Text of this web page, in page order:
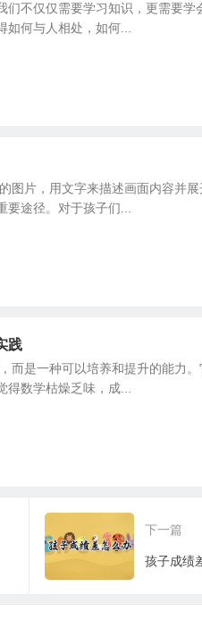
不仅仅需要学习知识，更需要
如何与人相处，如何...
图片，用文字来描述画面内容并
要途径。对于孩子们...
践
而是一种可以培养和提升的能力
得数学枯燥乏味，成...
下一篇
孩子成绩